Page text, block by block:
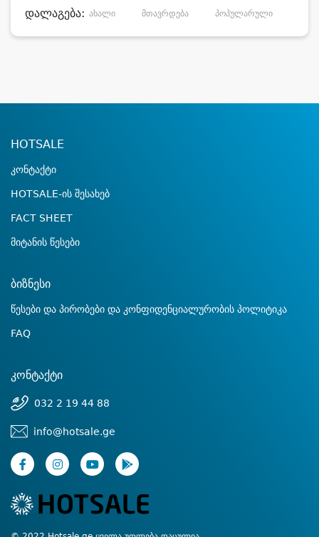
დალაგება: ახალი მთავრდება პოპულარული
HOTSALE
კონტაქტი
HOTSALE-ის შესახებ
FACT SHEET
მიტანის წესები
ბიზნესი
წესები და პირობები და კონფიდენციალურობის პოლიტიკა
FAQ
კონტაქტი
032 2 19 44 88
info@hotsale.ge